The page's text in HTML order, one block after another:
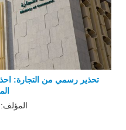
تحذير رسمي من التجارة:
المؤلف: